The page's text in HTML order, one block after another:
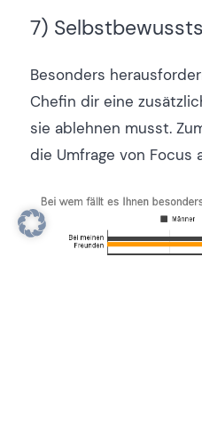
7)
Besonders
Chefin dir eine
sie ablehnen musst.
die Umfrage von Focus